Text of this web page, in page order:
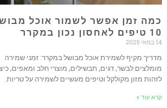
כמה זמן אפשר לשמור אוכל
10 טיפים לאחסון נכון במקרר
14 במאי 2025
מדריך מקיף לשמירת אוכל מבושל במקרר: זמני שמירה
מומלצים לבשר, דגים, תבשילים, מוצרי חלב ומאפים,
לזהות מזון מקולקל וטיפים מעשיים לשמירה על טריות.
קרא עוד »